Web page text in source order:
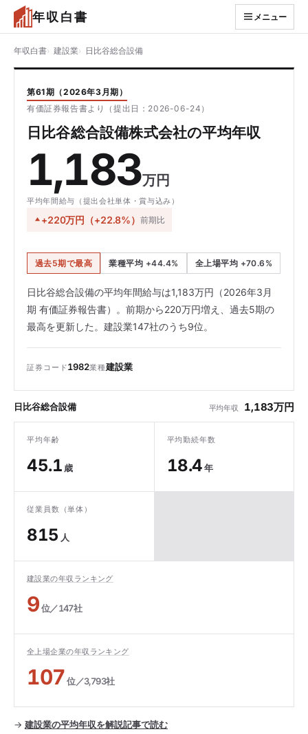
年収白書 メニュー
年収白書 建設業 日比谷総合設備
第61期（2026年3月期）
有価証券報告書より（提出日：2026-06-24）
日比谷総合設備株式会社の平均年収
1,183万円
平均年間給与（提出会社単体・賞与込み）
+220万円（+22.8%）前期比
過去5期で最高 業種平均 +44.4% 全上場平均 +70.6%
日比谷総合設備の平均年間給与は1,183万円（2026年3月
期 有価証券報告書）。前期から220万円増え、過去5期の
最高を更新した。建設業147社のうち9位。
証券コード1982業種建設業
日比谷総合設備 平均年収 1,183万円
平均年齢
45.1 歳
平均勤続年数
18.4年
従業員数（単体）
815 人
建設業の年収ランキング
9位／147社
全上場企業の年収ランキング
107位／3,793社
→ 建設業の平均年収を解説記事で読む